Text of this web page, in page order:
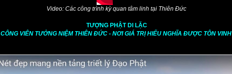
Video: Các công trình kỳ quan tâm linh tại Thiên Đức
TƯỢNG PHẬT DI LẶC
CÔNG VIÊN TƯỞNG NIỆM THIÊN ĐỨC - NƠI GIÁ TRỊ HIẾU NGHĨA ĐƯỢC TÔN VINH